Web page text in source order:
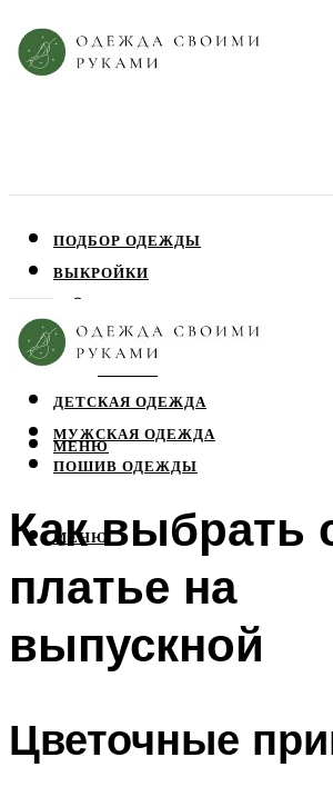
ПОДБОР ОДЕЖДЫ
ВЫКРОЙКИ
ЮБКИ
ДЕТСКАЯ ОДЕЖДА
МУЖСКАЯ ОДЕЖДА
ПОШИВ ОДЕЖДЫ
МЕНЮ
МЕНЮ
Как выбрать
платье на
выпускной
Цветочные